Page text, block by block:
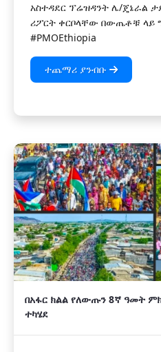
አስተዳደር ፕሬዝዳንት ሌ/ጄኔራል
ሪፖርት ቀርቦላቸው በውጤቶቹ ላይ
#PMOEthiopia
ተጨማሪ ያንብቡ
በአፋር ክልል የለውጡን 8ኛ ዓመት
ተካሄደ